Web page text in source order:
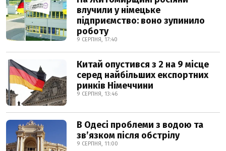
влучили у німецьке
підприємство: воно зупинило
роботу
9 СЕРПНЯ, 17:40
Китай опустився з 2 на 9 місце
серед найбільших експортних
ринків Німеччини
9 СЕРПНЯ, 13:46
В Одесі проблеми з водою та
звʼязком після обстрілу
9 СЕРПНЯ, 11:00